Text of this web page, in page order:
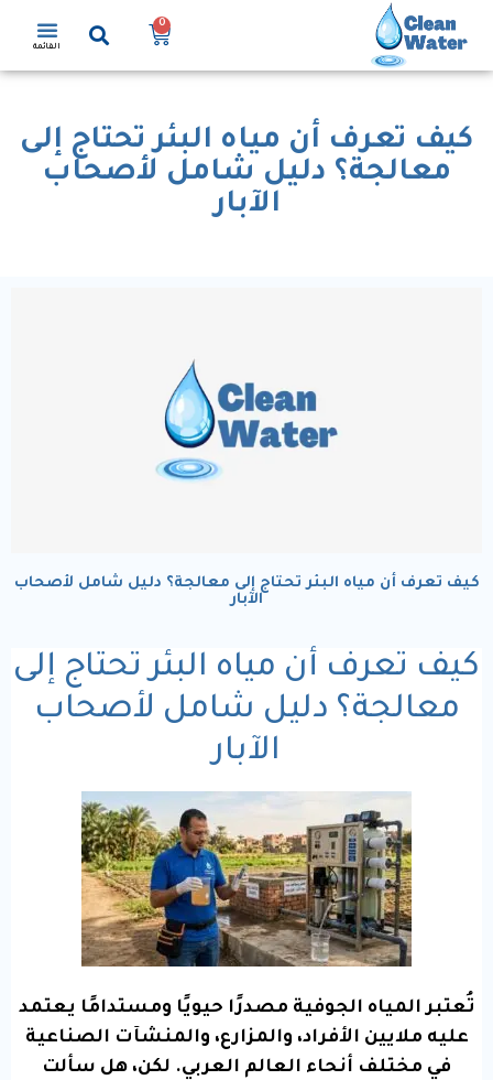
0
القائمة
كيف تعرف أن مياه البئر تحتاج إلى
معالجة؟ دليل شامل لأصحاب
الآبار
كيف تعرف أن مياه البئر تحتاج إلى معالجة؟ دليل شامل لأصحاب
الآبار
كيف تعرف أن مياه البئر تحتاج إلى
معالجة؟ دليل شامل لأصحاب
الآبار
تُعتبر المياه الجوفية مصدرًا حيويًا ومستدامًا يعتمد
عليه ملايين الأفراد، والمزارع، والمنشآت الصناعية
في مختلف أنحاء العالم العربي. لكن، هل سألت